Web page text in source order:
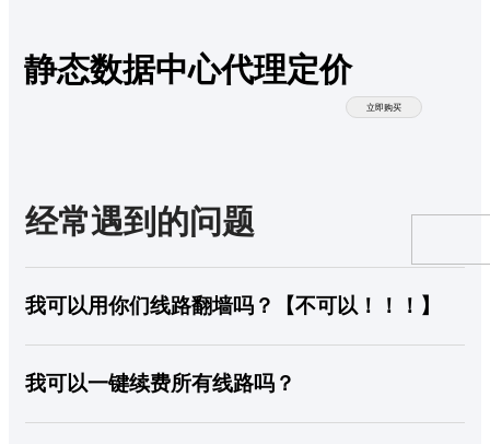
静态数据中心代理定价
立即购买
经常遇到的问题
我可以用你们线路翻墙吗？【不可以！！！】
备境外环境。
我可以一键续费所有线路吗？